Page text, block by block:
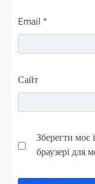
Email *
Сайт
Зберегти моє
браузері для